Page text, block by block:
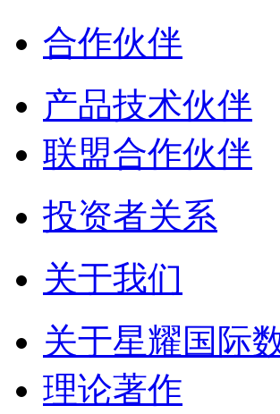
合作伙伴
产品技术伙伴
联盟合作伙伴
投资者关系
关于我们
关于星耀国际
理论著作